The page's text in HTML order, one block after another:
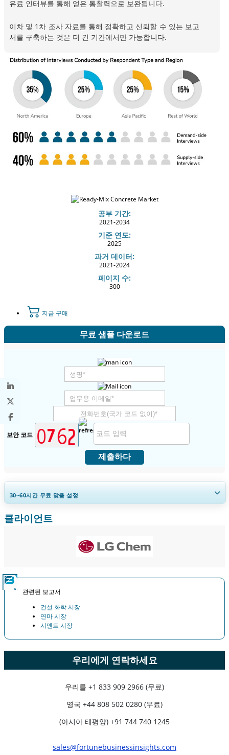
유료 인터뷰를 통해 얻은 통찰력으로 보완됩니다.
이차 및 1차 조사 자료를 통해 정확하고 신뢰할 수 있는 보고
서를 구축하는 것은 더 긴 기간에서만 가능합니다.
공부 기간:
2021-2034
기준 연도:
2025
과거 데이터:
2021-2024
페이지 수:
300
지금 구매
무료 샘플 다운로드
보안 코드
제출하다
30~60시간무료 맞춤 설정
지역 및 국가 범위 확장, 세그먼트 분석, 기업 프로필, 경쟁 벤치마킹, 및 최
지금 맞춤 설정
클라이언트
관련된 보고서
건설 화학 시장
연마 시장
시멘트 시장
우리에게 연락하세요
우리를 +1 833 909 2966 (무료)
영국 +44 808 502 0280 (무료)
(아시아 태평양) +91 744 740 1245
sales@fortunebusinessinsights.com